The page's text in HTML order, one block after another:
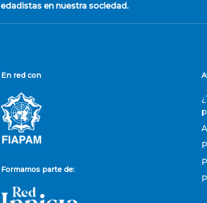
edadistas en nuestra sociedad.
En red con
Formamos parte de: